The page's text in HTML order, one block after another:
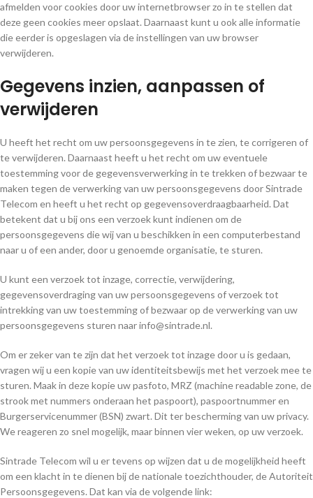
afmelden voor cookies door uw internetbrowser zo in te stellen dat
deze geen cookies meer opslaat. Daarnaast kunt u ook alle informatie
die eerder is opgeslagen via de instellingen van uw browser
verwijderen.
Gegevens inzien, aanpassen of
verwijderen
U heeft het recht om uw persoonsgegevens in te zien, te corrigeren of
te verwijderen. Daarnaast heeft u het recht om uw eventuele
toestemming voor de gegevensverwerking in te trekken of bezwaar te
maken tegen de verwerking van uw persoonsgegevens door Sintrade
Telecom en heeft u het recht op gegevensoverdraagbaarheid. Dat
betekent dat u bij ons een verzoek kunt indienen om de
persoonsgegevens die wij van u beschikken in een computerbestand
naar u of een ander, door u genoemde organisatie, te sturen.
U kunt een verzoek tot inzage, correctie, verwijdering,
gegevensoverdraging van uw persoonsgegevens of verzoek tot
intrekking van uw toestemming of bezwaar op de verwerking van uw
persoonsgegevens sturen naar info@sintrade.nl.
Om er zeker van te zijn dat het verzoek tot inzage door u is gedaan,
vragen wij u een kopie van uw identiteitsbewijs met het verzoek mee te
sturen. Maak in deze kopie uw pasfoto, MRZ (machine readable zone, de
strook met nummers onderaan het paspoort), paspoortnummer en
Burgerservicenummer (BSN) zwart. Dit ter bescherming van uw privacy.
We reageren zo snel mogelijk, maar binnen vier weken, op uw verzoek.
Sintrade Telecom wil u er tevens op wijzen dat u de mogelijkheid heeft
om een klacht in te dienen bij de nationale toezichthouder, de Autoriteit
Persoonsgegevens. Dat kan via de volgende link: